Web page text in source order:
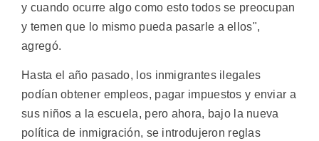
y cuando ocurre algo como esto todos se preocupan
y temen que lo mismo pueda pasarle a ellos",
agregó.
Hasta el año pasado, los inmigrantes ilegales
podían obtener empleos, pagar impuestos y enviar a
sus niños a la escuela, pero ahora, bajo la nueva
política de inmigración, se introdujeron reglas